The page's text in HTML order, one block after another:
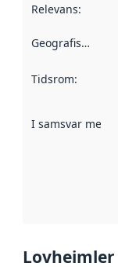
Relevans:
Geografisk område
Tidsrom:
I samsvar med
Lovheimler